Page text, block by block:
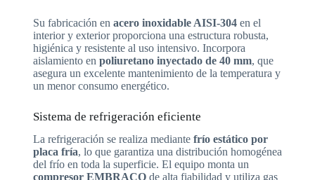
Su fabricación en acero inoxidable AISI-304en el
interior y exterior proporciona una estructura robusta,
higiénica y resistente al uso intensivo. Incorpora
aislamiento en poliuretano inyectado de 40 mm, que
asegura un excelente mantenimiento de la temperatura y
un menor consumo energético.
Sistema de refrigeración eficiente
La refrigeración se realiza mediante frío estático por
placa fría, lo que garantiza una distribución homogénea
del frío en toda la superficie. El equipo monta un
compresor EMBRACOde alta fiabilidad y utiliza gas